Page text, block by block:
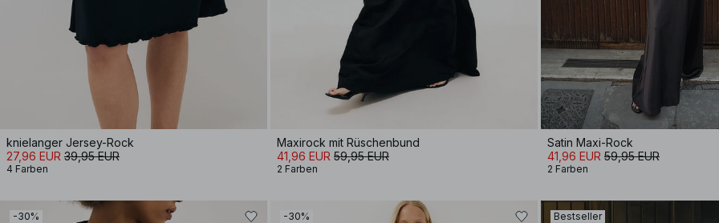
knielanger Jersey-Rock
27,96 EUR 39,95 EUR
4 Farben
Maxirock mit Rüschenbund
41,96 EUR 59,95 EUR
2 Farben
Satin Maxi-Rock
41,96 EUR 59,95 EUR
2 Farben
-30% -30% Bestseller